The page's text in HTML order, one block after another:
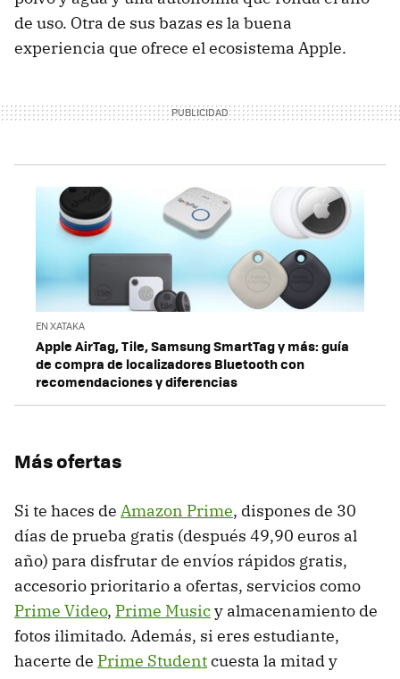
de uso. Otra de sus bazas es la buena
experiencia que ofrece el ecosistema Apple.
EN XATAKA
Apple AirTag, Tile, Samsung SmartTag y más: guía
de compra de localizadores Bluetooth con
recomendaciones y diferencias
Más ofertas
Si te haces de Amazon Prime, dispones de 30
días de prueba gratis (después 49,90 euros al
año) para disfrutar de envíos rápidos gratis,
accesorio prioritario a ofertas, servicios como
Prime Video, Prime Musicy almacenamiento de
fotos ilimitado. Además, si eres estudiante,
hacerte de Prime Studentcuesta la mitad y